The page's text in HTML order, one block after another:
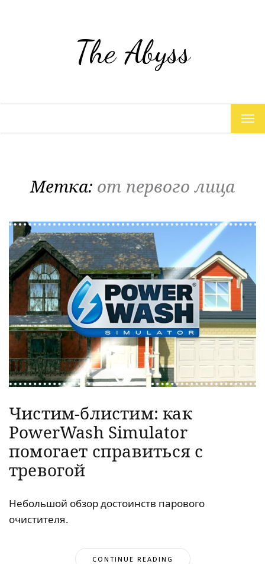
The Abyss
Метка: от первого лица
Чистим-блистим: как
PowerWash Simulator
помогает справиться с
тревогой
Небольшой обзор достоинств парового
очистителя.
CONTINUE READING